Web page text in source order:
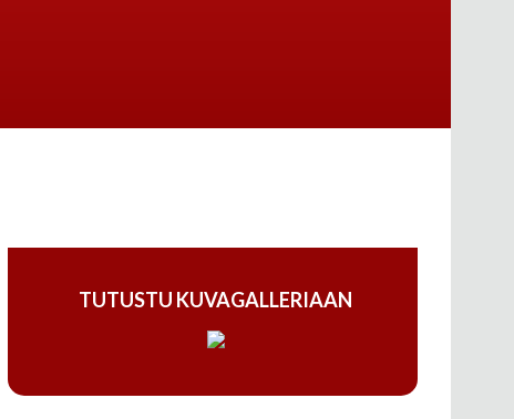
TUTUSTU KUVAGALLERIAAN